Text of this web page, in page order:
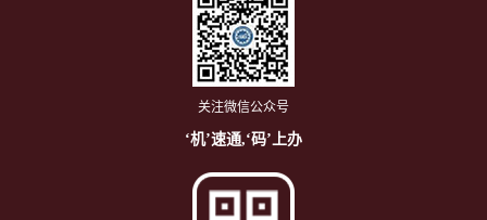
关注微信公众号
‘机’速通,‘码’上办